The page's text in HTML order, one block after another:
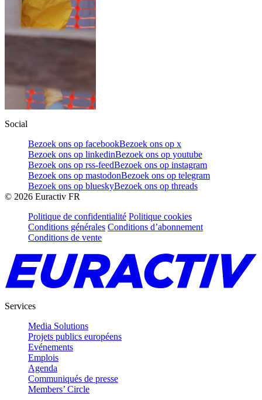
Social
Bezoek ons op facebookBezoek ons op x
Bezoek ons op linkedinBezoek ons op youtube
Bezoek ons op rss-feedBezoek ons op instagram
Bezoek ons op mastodonBezoek ons op telegram
Bezoek ons op blueskyBezoek ons op threads
© 2026 Euractiv FR
Politique de confidentialité Politique cookies
Conditions générales Conditions d’abonnement
Conditions de vente
Services
Media Solutions
Projets publics européens
Evénements
Emplois
Agenda
Communiqués de presse
Members’ Circle